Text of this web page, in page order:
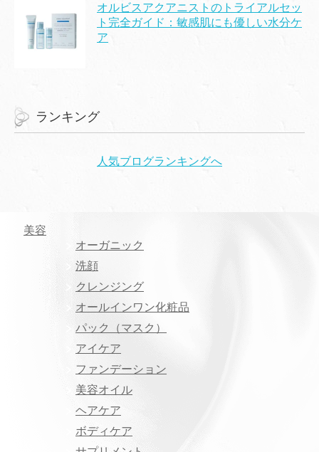
オルビスアクアニストのトライアルセッ
ト完全ガイド：敏感肌にも優しい水分ケ
ア
ランキング
人気ブログランキングへ
美容
オーガニック
洗顔
クレンジング
オールインワン化粧品
パック（マスク）
アイケア
ファンデーション
美容オイル
ヘアケア
ボディケア